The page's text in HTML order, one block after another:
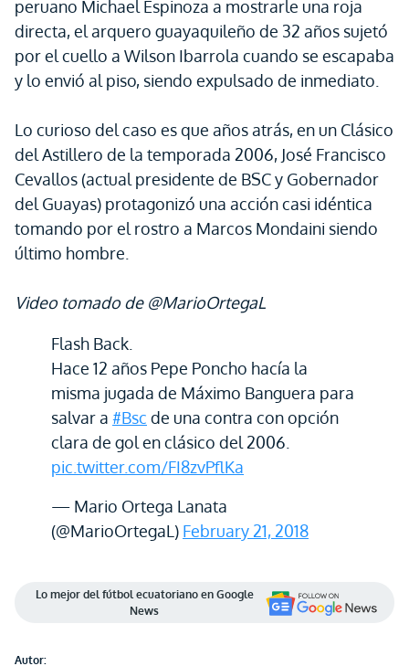
peruano Michael Espinoza a mostrarle una roja
directa, el arquero guayaquileño de 32 años sujetó
por el cuello a Wilson Ibarrola cuando se escapaba
y lo envió al piso, siendo expulsado de inmediato.
Lo curioso del caso es que años atrás, en un Clásico
del Astillero de la temporada 2006, José Francisco
Cevallos (actual presidente de BSC y Gobernador
del Guayas) protagonizó una acción casi idéntica
tomando por el rostro a Marcos Mondaini siendo
último hombre.
Video tomado de @MarioOrtegaL
Flash Back.
Hace 12 años Pepe Poncho hacía la
misma jugada de Máximo Banguera para
salvar a #Bsc de una contra con opción
clara de gol en clásico del 2006.
pic.twitter.com/FI8zvPflKa
— Mario Ortega Lanata
(@MarioOrtegaL) February 21, 2018
Lo mejor del fútbol ecuatoriano en Google
News
Autor: